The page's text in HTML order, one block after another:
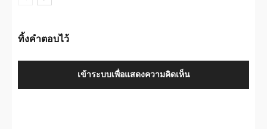
ทิ้งคำตอบไว้
เข้าระบบเพื่อแสดงความคิดเห็น